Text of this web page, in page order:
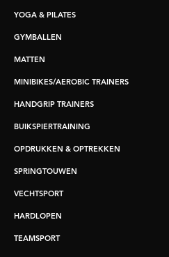
YOGA & PILATES
GYMBALLEN
MATTEN
MINIBIKES/AEROBIC TRAINERS
HANDGRIP TRAINERS
BUIKSPIERTRAINING
OPDRUKKEN & OPTREKKEN
SPRINGTOUWEN
VECHTSPORT
HARDLOPEN
TEAMSPORT